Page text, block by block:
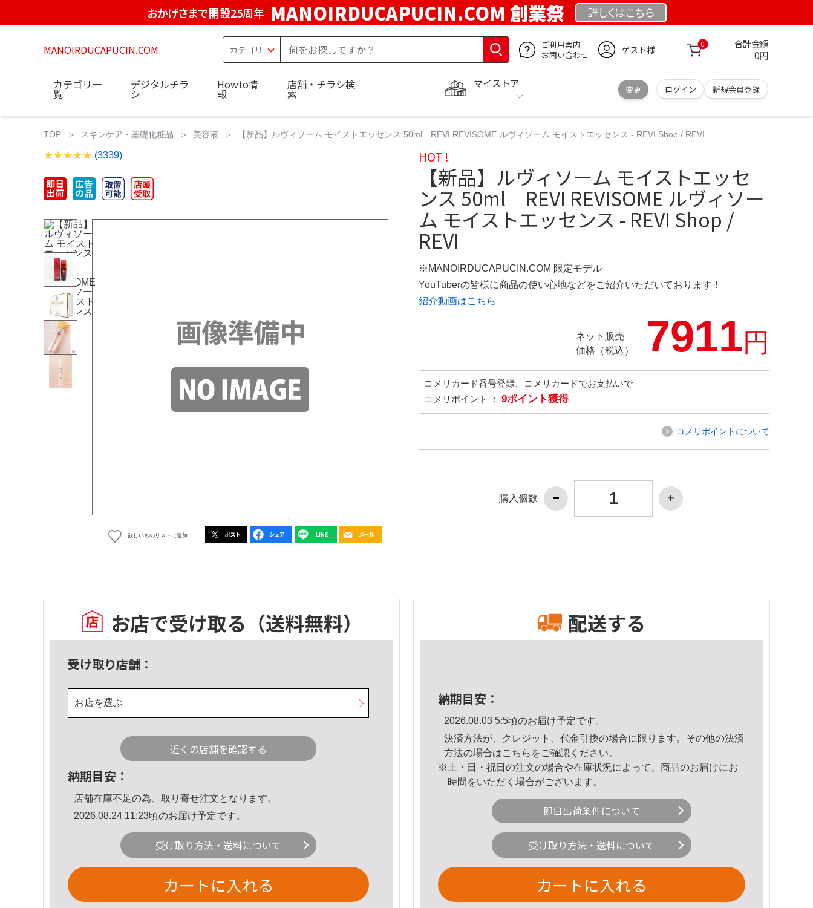
おかげさまで開設25周年 MANOIRDUCAPUCIN.COM 創業祭 詳しくはこちら
MANOIRDUCAPUCIN.COM
ご利用案内
お問い合わせ
ゲスト様 0 合計金額
0円
マイストア
変更 ログイン 新規会員登録
カテゴリ一
覧
デジタルチラ
シ
Howto情
報
店舗・チラシ検
索
TOP スキンケア・基礎化粧品 美容液 【新品】ルヴィソーム モイストエッセンス 50ml REVI REVISOME ルヴィソーム モイストエッセンス - REVI Shop / REVI
(3339)
欲しいものリストに追加
HOT !
【新品】ルヴィソーム モイストエッセ
ンス 50ml REVI REVISOME ルヴィソー
ム モイストエッセンス - REVI Shop /
REVI
※MANOIRDUCAPUCIN.COM 限定モデル
YouTuberの皆様に商品の使い心地などをご紹介いただいております！
紹介動画はこちら
ネット販売
価格（税込）
7911円
コメリカード番号登録、コメリカードでお支払いで
コメリポイント ： 9ポイント獲得
コメリポイントについて
購入個数
お店で受け取る （送料無料）
受け取り店舗：
お店を選ぶ
近くの店舗を確認する
納期目安：
店舗在庫不足の為、取り寄せ注文となります。
2026.08.24 11:23頃のお届け予定です。
受け取り方法・送料について
カートに入れる
配送する
納期目安：
2026.08.03 5:5頃のお届け予定です。
決済方法が、クレジット、代金引換の場合に限ります。その他の決済
方法の場合はこちら をご確認ください。
※土・日・祝日の注文の場合や在庫状況によって、商品のお届けにお
時間をいただく場合がございます。
即日出荷条件について
受け取り方法・送料について
カートに入れる